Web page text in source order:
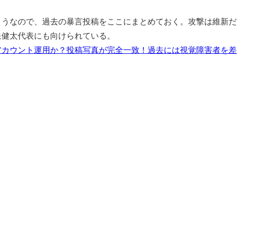
なので、過去の暴言投稿をここにまとめておく。攻撃は維新だ
太代表にも向けられている。
ウント運用か？投稿写真が完全一致！過去には視覚障害者を差